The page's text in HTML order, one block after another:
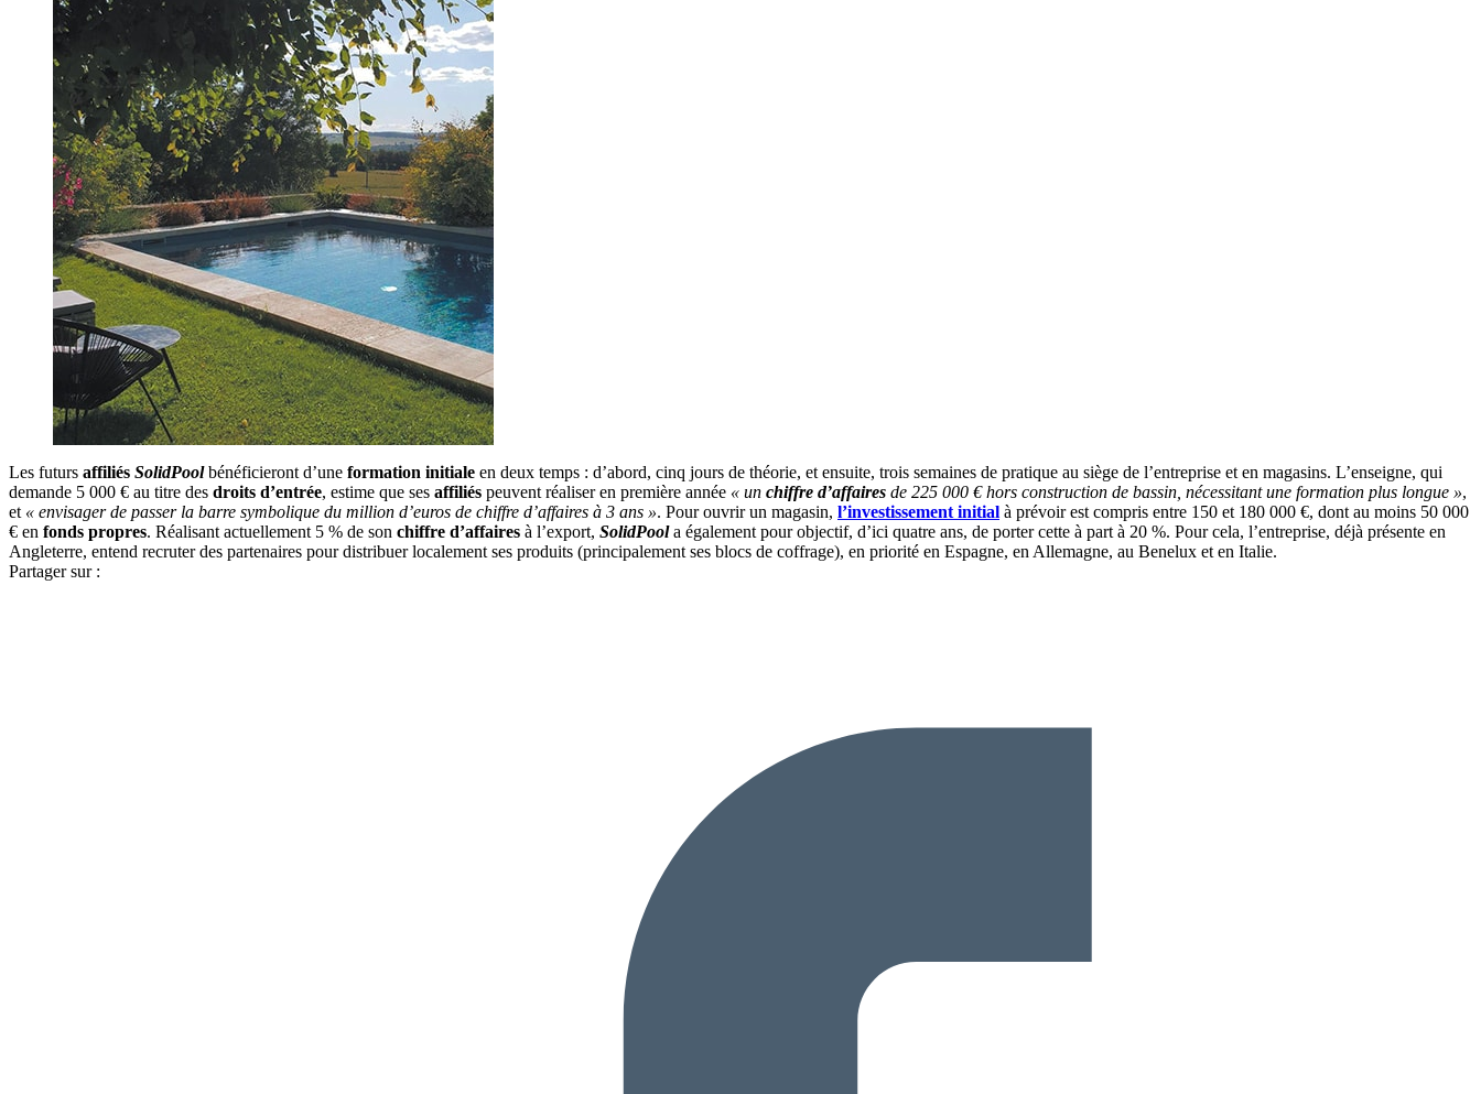
Les futurs affiliés SolidPoolbénéficieront d’une formation initiale en deux temps : d’abord, cinq jours de théorie, et ensuite, trois semaines de pratique au siège de l’entreprise et en magasins. L’enseigne, qui
demande 5 000 € au titre des droits d’entrée, estime que ses affiliés peuvent réaliser en première année « un chiffre d’affaires de 225 000 € hors construction de bassin, nécessitant une formation plus longue »,
et « envisager de passer la barre symbolique du million d’euros de chiffre d’affaires à 3 ans ». Pour ouvrir un magasin, l’investissement initial à prévoir est compris entre 150 et 180 000 €, dont au moins 50 000
€ en fonds propres. Réalisant actuellement 5 % de son chiffre d’affaires à l’export, SolidPoola également pour objectif, d’ici quatre ans, de porter cette à part à 20 %. Pour cela, l’entreprise, déjà présente en
Angleterre, entend recruter des partenaires pour distribuer localement ses produits (principalement ses blocs de coffrage), en priorité en Espagne, en Allemagne, au Benelux et en Italie.
Partager sur :